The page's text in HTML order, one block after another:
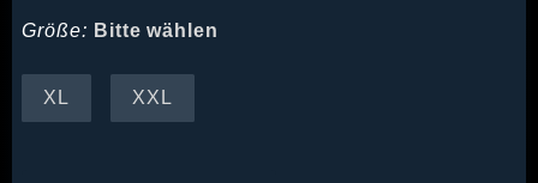
Größe: Bitte wählen
XL XXL